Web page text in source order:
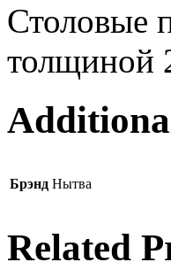
Столовые
толщиной
Брэнд Нытва
Related